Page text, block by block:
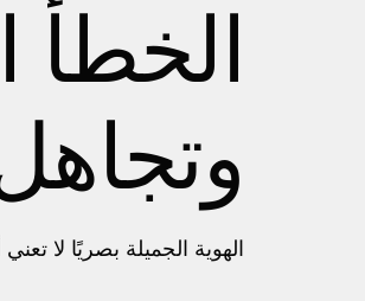
الهوية الجميلة بصريًا لا